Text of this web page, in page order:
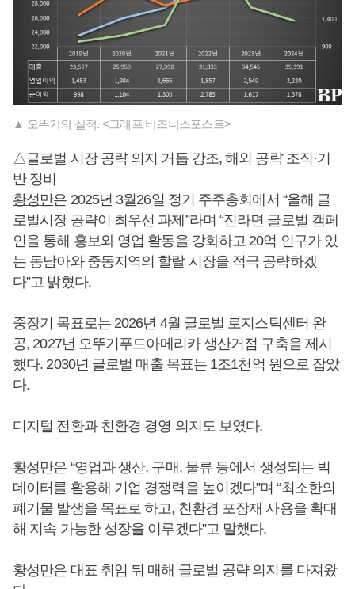
▲ 오뚜기의 실적. <그래프 비즈니스포스트>
△글로벌 시장 공략 의지 거듭 강조, 해외 공략 조직·기
반 정비
황성만은 2025년 3월26일 정기 주주총회에서 “올해 글
로벌시장 공략이 최우선 과제”라며 “진라면 글로벌 캠페
인을 통해 홍보와 영업 활동을 강화하고 20억 인구가 있
는 동남아와 중동지역의 할랄 시장을 적극 공략하겠
다”고 밝혔다.
중장기 목표로는 2026년 4월 글로벌 로지스틱센터 완
공, 2027년 오뚜기푸드아메리카 생산거점 구축을 제시
했다. 2030년 글로벌 매출 목표는 1조1천억 원으로 잡았
다.
디지털 전환과 친환경 경영 의지도 보였다.
황성만은 “영업과 생산, 구매, 물류 등에서 생성되는 빅
데이터를 활용해 기업 경쟁력을 높이겠다”며 “최소한의
폐기물 발생을 목표로 하고, 친환경 포장재 사용을 확대
해 지속 가능한 성장을 이루겠다”고 말했다.
황성만은 대표 취임 뒤 매해 글로벌 공략 의지를 다져왔